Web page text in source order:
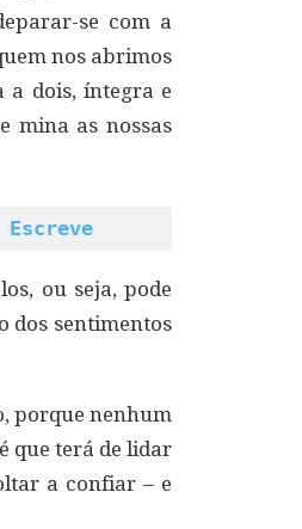
se com a
nos abrimos
a dois, íntegra e
mina as nossas
ou seja, pode
dos sentimentos
porque nenhum
que terá de lidar
a confiar – e